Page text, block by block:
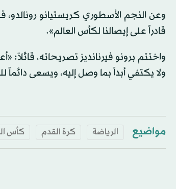
وعن النجم الأسطوري كريستيانو رونالدو،
قادراً على إيصالنا لكأس العالم».
واختتم برونو فيرنانديز تصريحاته، قائلاً:
ولا يكتفي أبداً بما وصل إليه، ويسعى
مواضيع الرياضة كرة القدم كأس